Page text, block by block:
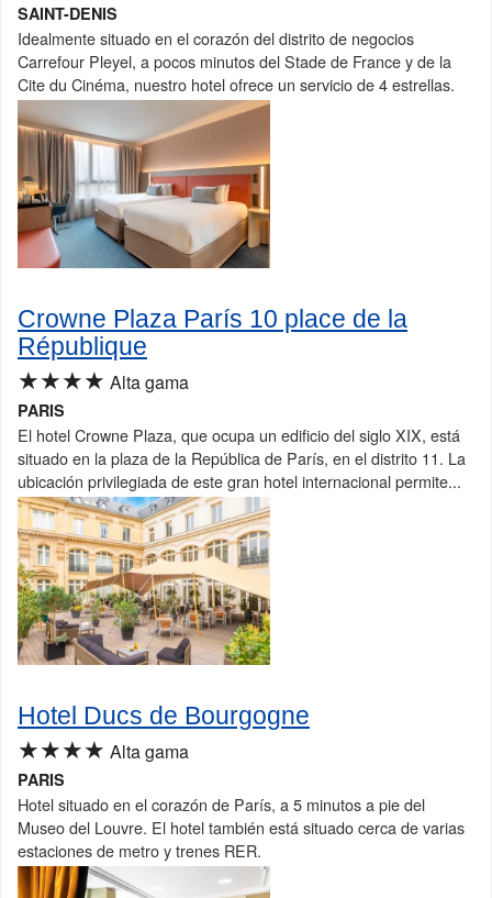
SAINT-DENIS
Idealmente situado en el corazón del distrito de negocios
Carrefour Pleyel, a pocos minutos del Stade de France y de la
Cite du Cinéma, nuestro hotel ofrece un servicio de 4 estrellas.
Crowne Plaza París 10 place de la
République
★★★★ Alta gama
PARIS
El hotel Crowne Plaza, que ocupa un edificio del siglo XIX, está
situado en la plaza de la República de París, en el distrito 11. La
ubicación privilegiada de este gran hotel internacional permite...
Hotel Ducs de Bourgogne
★★★★ Alta gama
PARIS
Hotel situado en el corazón de París, a 5 minutos a pie del
Museo del Louvre. El hotel también está situado cerca de varias
estaciones de metro y trenes RER.